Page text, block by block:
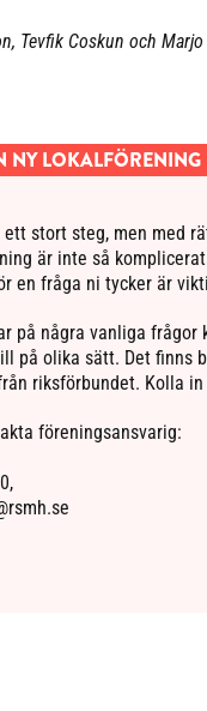
Tevfik Coskun och
NY LOKALFÖRENING
ett stort steg, men med
är inte så
en fråga ni tycker är
på några vanliga
på olika sätt. Det finns
riksförbundet. Kolla in
föreningsansvarig: